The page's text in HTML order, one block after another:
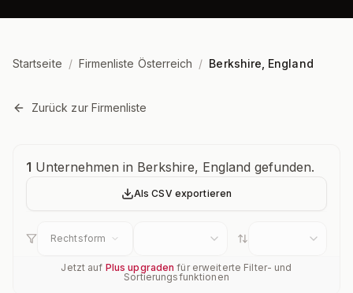
Startseite / Firmenliste Österreich / Berkshire, England
Zurück zur Firmenliste
Unternehmensübersicht
1 Unternehmen in Berkshire, England gefunden.
Als CSV exportieren
Rechtsform
Jetzt auf Plus upgraden für erweiterte Filter- und
Sortierungsfunktionen